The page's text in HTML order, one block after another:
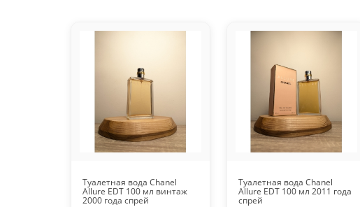
Туалетная вода Chanel
Allure EDT 100 мл винтаж
2000 года спрей
Туалетная вода Chanel
Allure EDT 100 мл 2011 года
спрей